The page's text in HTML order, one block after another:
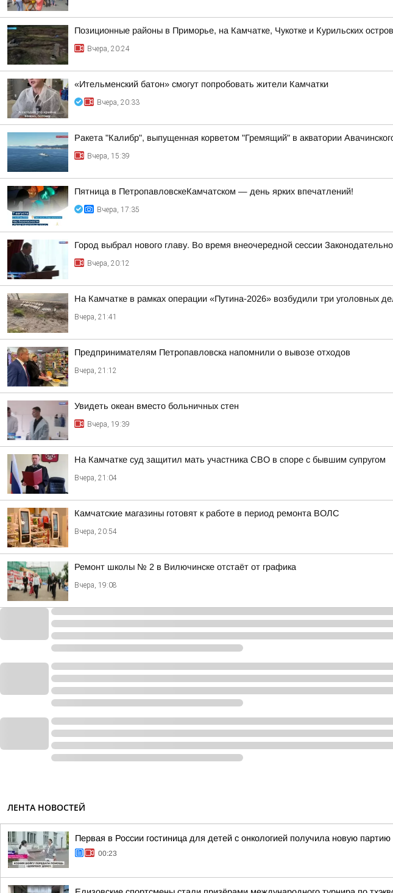
Позиционные районы в Приморье, на Камчатке, Чукотке и Курильских
Вчера, 20:24
«Ительменский батон» смогут попробовать жители Камчатки
Вчера, 20:33
Ракета "Калибр", выпущенная корветом "Гремящий" в акватории
Вчера, 15:39
Пятница в ПетропавловскеКамчатском — день ярких впечатлений!
Вчера, 17:35
Город выбрал нового главу. Во время внеочередной сессии
Вчера, 20:12
На Камчатке в рамках операции «Путина-2026» возбудили три уголовных
Вчера, 21:41
Предпринимателям Петропавловска напомнили о вывозе отходов
Вчера, 21:12
Увидеть океан вместо больничных стен
Вчера, 19:39
На Камчатке суд защитил мать участника СВО в споре с бывшим супругом
Вчера, 21:04
Камчатские магазины готовят к работе в период ремонта ВОЛС
Вчера, 20:54
Ремонт школы № 2 в Вилючинске отстаёт от графика
Вчера, 19:08
ЛЕНТА НОВОСТЕЙ
Первая в России гостиница для детей с онкологией получила новую
00:23